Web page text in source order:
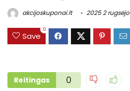
akcijoskuponai.lt 2025 2 rugsėjo
Save
0
Reitingas 0